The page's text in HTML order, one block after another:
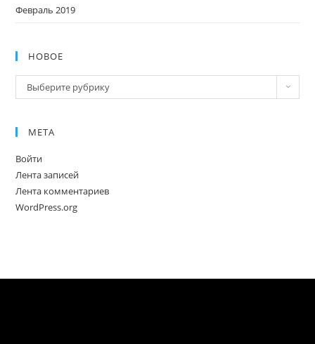
Февраль 2019
НОВОЕ
Новое
Выберите рубрику
МЕТА
Войти
Лента записей
Лента комментариев
WordPress.org